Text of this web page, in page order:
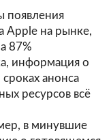
появления
Apple на рынке,
87%
информация о
анонса
ресурсов всё
в минувшие